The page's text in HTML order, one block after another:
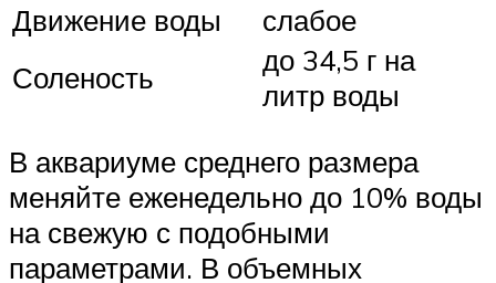
Движение воды
слабое
Соленость
до 34,5 г на
литр воды
В аквариуме среднего размера
меняйте еженедельно до 10% воды
на свежую с подобными
параметрами. В объемных